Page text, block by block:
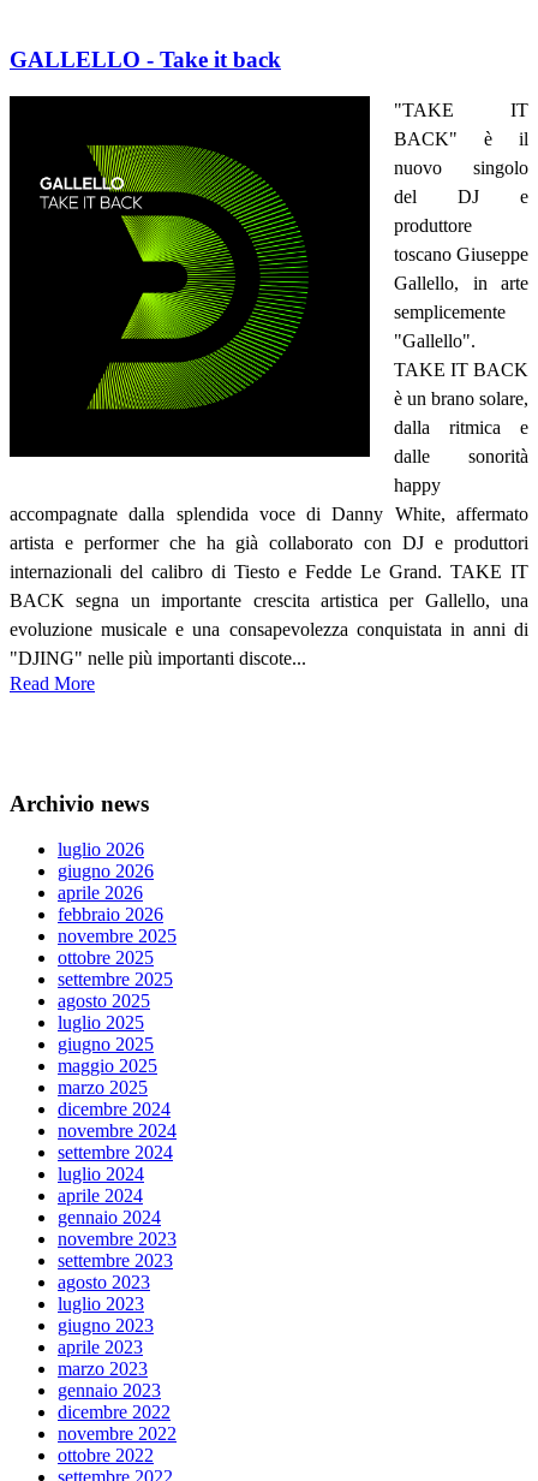
GALLELLO - Take it back
"TAKE IT
BACK" è il
nuovo singolo
del DJ e
produttore
toscano Giuseppe
Gallello, in arte
semplicemente
"Gallello".
TAKE IT BACK
è un brano solare,
dalla ritmica e
dalle sonorità
happy
accompagnate dalla splendida voce di Danny White, affermato
artista e performer che ha già collaborato con DJ e produttori
internazionali del calibro di Tiesto e Fedde Le Grand. TAKE IT
BACK segna un importante crescita artistica per Gallello, una
evoluzione musicale e una consapevolezza conquistata in anni di
"DJING" nelle più importanti discote...
Read More
Archivio news
luglio 2026
giugno 2026
aprile 2026
febbraio 2026
novembre 2025
ottobre 2025
settembre 2025
agosto 2025
luglio 2025
giugno 2025
maggio 2025
marzo 2025
dicembre 2024
novembre 2024
settembre 2024
luglio 2024
aprile 2024
gennaio 2024
novembre 2023
settembre 2023
agosto 2023
luglio 2023
giugno 2023
aprile 2023
marzo 2023
gennaio 2023
dicembre 2022
novembre 2022
ottobre 2022